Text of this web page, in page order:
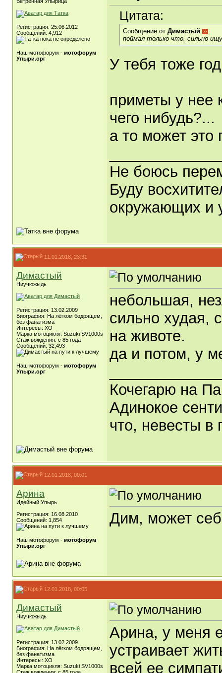
Регистрация: 25.06.2012
Сообщений: 4,912
Наш мотофорум - мотофорум
Упыри.орг
Цитата:
Сообщение от Димастый
поймал только что. сильно
У тебя тоже
приметы у нее
чего нибудь?...
а то может это
Не боюсь
Буду
окружающих и
11.01.2018, 23:31
Димастый
Ниучюжыдь
Регистрация: 13.02.2009
Биография: На лёгком бодрящем,
без фанатизма
Интересы: ХО
Марка мотоцикля: Suzuki SV1000s
Стаж вождения: с 85 года
Сообщений: 32,493
Наш мотофорум - мотофорум
Упыри.орг
небольшая,
сильно худая,
на животе.
да и потом, у
Кочегарю на
Адинокое
что, невесты в
12.01.2018, 00:01
Арина
Идейный Упырь
Регистрация: 16.08.2010
Сообщений: 1,854
Наш мотофорум - мотофорум
Упыри.орг
Дим, может
12.01.2018, 00:05
Димастый
Ниучюжыдь
Регистрация: 13.02.2009
Биография: На лёгком бодрящем,
без фанатизма
Интересы: ХО
Марка мотоцикля: Suzuki SV1000s
Арина, у меня
устраивает
всей ее